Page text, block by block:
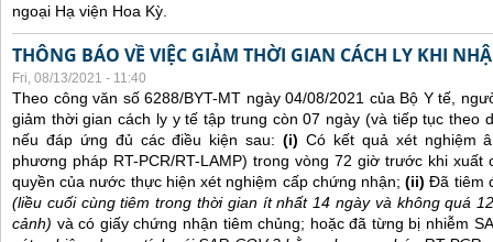
ngoại Hạ viện Hoa Kỳ.
THÔNG BÁO VỀ VIỆC GIẢM THỜI GIAN CÁCH LY KHI
Fri, 08/13/2021 - 11:40
Theo công văn số 6288/BYT-MT ngày 04/08/2021 của Bộ Y tế,
giảm thời gian cách ly y tế tập trung còn 07 ngày (và tiếp tục theo
nếu đáp ứng đủ các điều kiện sau: (i) Có kết quả xét nghiệm
phương pháp RT-PCR/RT-LAMP) trong vòng 72 giờ trước khi
quyền của nước thực hiện xét nghiệm cấp chứng nhận;(ii)Đã tiêm
(liều cuối cùng tiêm trong thời gian ít nhất 14 ngày và không quá
cảnh) và có giấy chứng nhận tiêm chủng; hoặc đã từng bị nhiễm